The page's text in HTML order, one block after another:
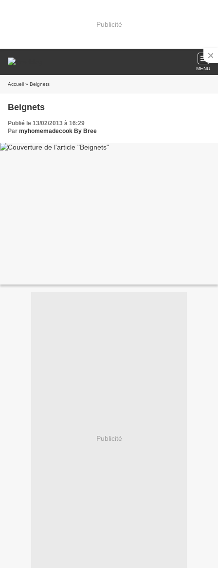
Publicité
MENU
Accueil » Beignets
Beignets
Publié le 13/02/2013 à 16:29
Par myhomemadecook By Bree
Publicité